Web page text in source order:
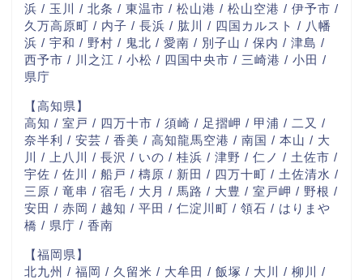
浜 / 玉川 / 北条 / 東温市 / 松山港 / 松山空港 / 伊予市 /
久万高原町 / 内子 / 長浜 / 肱川 / 四国カルスト / 八幡
浜 / 宇和 / 野村 / 鬼北 / 愛南 / 別子山 / 保内 / 津島 /
西予市 / 川之江 / 小松 / 四国中央市 / 三崎港 / 小田 /
県庁
【高知県】
高知 / 室戸 / 四万十市 / 須崎 / 足摺岬 / 甲浦 / 二又 /
奈半利 / 安芸 / 香美 / 高知龍馬空港 / 南国 / 本山 / 大
川 / 上八川 / 長沢 / いの / 桂浜 / 津野 / 仁ノ / 土佐市 /
宇佐 / 佐川 / 船戸 / 檮原 / 新田 / 四万十町 / 土佐清水 /
三原 / 竜串 / 宿毛 / 大月 / 馬路 / 大豊 / 室戸岬 / 野根 /
安田 / 赤岡 / 越知 / 平田 / 仁淀川町 / 領石 / はりまや
橋 / 県庁 / 香南
【福岡県】
北九州 / 福岡 / 久留米 / 大牟田 / 飯塚 / 大川 / 柳川 /